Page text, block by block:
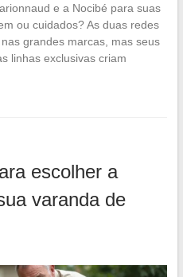
e a Nocibé para suas
ou cuidados? As duas redes
grandes marcas, mas seus
linhas exclusivas criam
escolher a
varanda de